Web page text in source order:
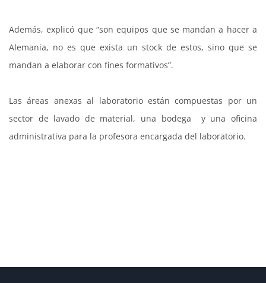
Además, explicó que “son equipos que se mandan a hacer a
Alemania, no es que exista un stock de estos, sino que se
mandan a elaborar con fines formativos”.
Las áreas anexas al laboratorio están compuestas por un
sector de lavado de material, una bodega y una oficina
administrativa para la profesora encargada del laboratorio.